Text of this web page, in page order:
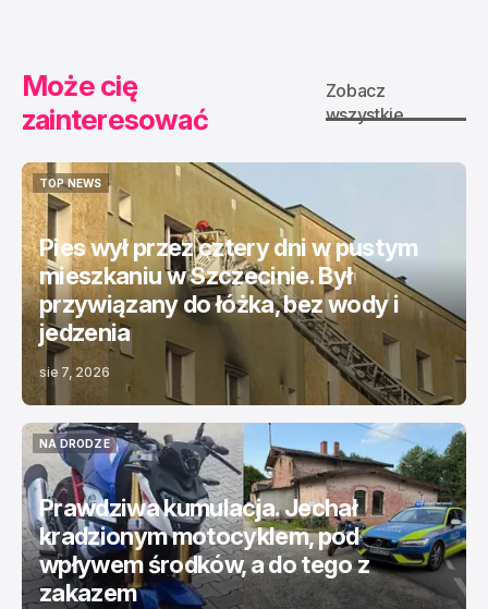
Może cię
zainteresować
Zobacz
wszystkie
TOP NEWS
TOP NEWS
Pies wył przez cztery dni w pustym
mieszkaniu w Szczecinie. Był
przywiązany do łóżka, bez wody i
jedzenia
sie 7, 2026
NA DRODZE
NA DRODZE
Prawdziwa kumulacja. Jechał
kradzionym motocyklem, pod
wpływem środków, a do tego z
zakazem